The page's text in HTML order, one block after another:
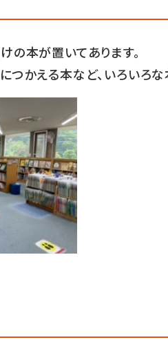
の本が置いてあります。
つかえる本など、いろいろな